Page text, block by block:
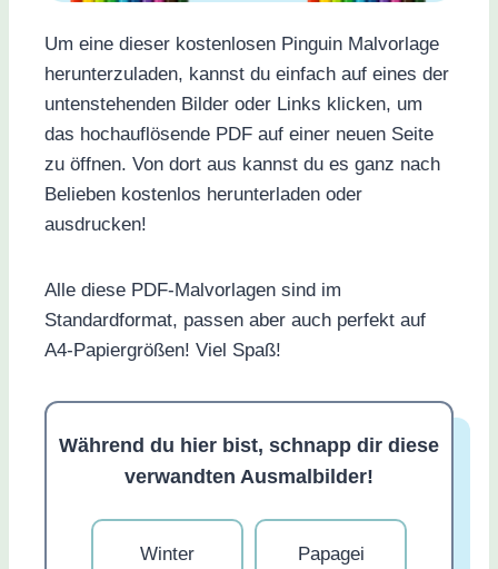
Um eine dieser kostenlosen Pinguin Malvorlage
herunterzuladen, kannst du einfach auf eines der
untenstehenden Bilder oder Links klicken, um
das hochauflösende PDF auf einer neuen Seite
zu öffnen. Von dort aus kannst du es ganz nach
Belieben kostenlos herunterladen oder
ausdrucken!
Alle diese PDF-Malvorlagen sind im
Standardformat, passen aber auch perfekt auf
A4-Papiergrößen! Viel Spaß!
Während du hier bist, schnapp dir diese
verwandten Ausmalbilder!
Winter Papagei